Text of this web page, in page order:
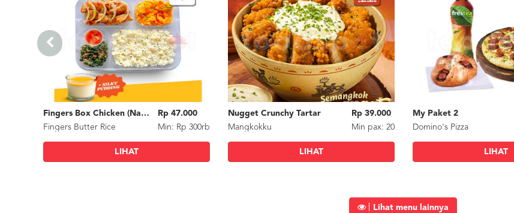
Fingers Box Chicken (Nasi Putih) Silky Pudding
Fingers Butter Rice
Rp 47.000
Min: Rp 300rb
LIHAT
Nugget Crunchy Tartar
Mangkokku
Rp 39.000
Min pax: 20
LIHAT
My Paket 2
Domino's Pizza
LIHAT
Lihat menu lainnya